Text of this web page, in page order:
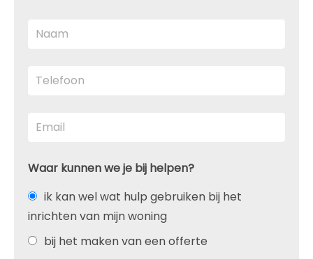
Waar kunnen we je bij helpen?
ik kan wel wat hulp gebruiken bij het
inrichten van mijn woning
bij het maken van een offerte